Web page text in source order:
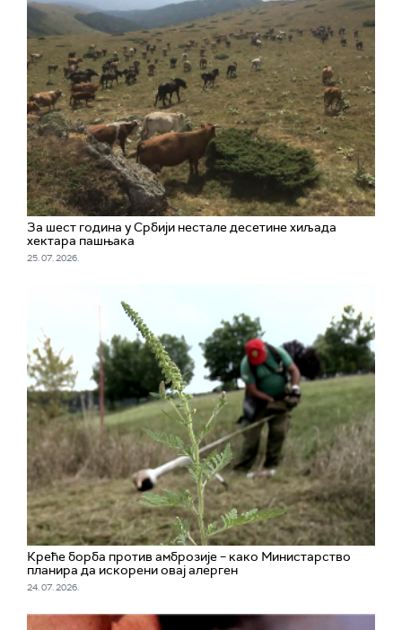
За шест година у Србији нестале десетине хиљада
хектара пашњака
25. 07. 2026.
Креће борба против амброзије – како Министарство
планира да искорени овај алерген
24. 07. 2026.